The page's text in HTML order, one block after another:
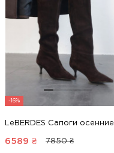
-16%
LeBERDES Сапоги осенние
6589 ₴ 7850 ₴